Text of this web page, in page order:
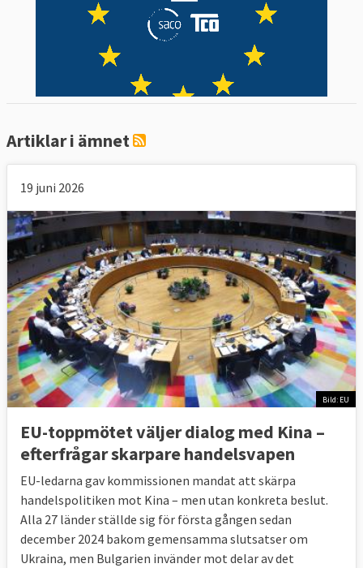
Artiklar i ämnet
19 juni 2026
Bild: EU
EU-toppmötet väljer dialog med Kina –
efterfrågar skarpare handelsvapen
EU-ledarna gav kommissionen mandat att skärpa
handelspolitiken mot Kina – men utan konkreta beslut.
Alla 27 länder ställde sig för första gången sedan
december 2024 bakom gemensamma slutsatser om
Ukraina, men Bulgarien invänder mot delar av det